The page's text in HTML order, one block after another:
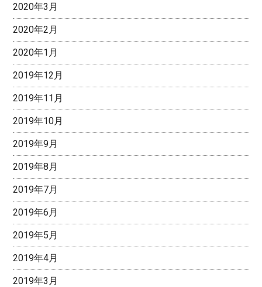
2020年3月
2020年2月
2020年1月
2019年12月
2019年11月
2019年10月
2019年9月
2019年8月
2019年7月
2019年6月
2019年5月
2019年4月
2019年3月